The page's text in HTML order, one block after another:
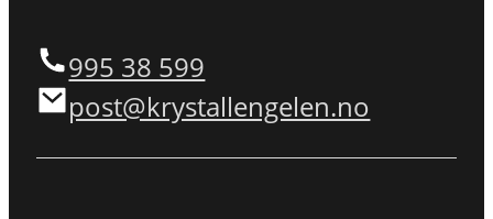
995 38 599
post@krystallengelen.no